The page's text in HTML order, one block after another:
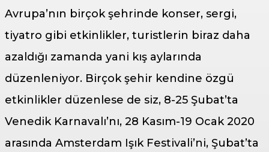
Avrupa’nın birçok şehrinde konser, sergi,
tiyatro gibi etkinlikler, turistlerin biraz daha
azaldığı zamanda yani kış aylarında
düzenleniyor. Birçok şehir kendine özgü
etkinlikler düzenlese de siz, 8-25 Şubat’ta
Venedik Karnavalı’nı, 28 Kasım-19 Ocak 2020
arasında Amsterdam Işık Festivali’ni, Şubat’ta